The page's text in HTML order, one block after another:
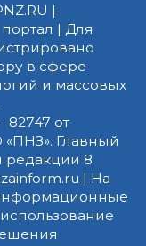
|
| Для
в сфере
и массовых
от
«ПНЗ». Главный
редакции 8
| На